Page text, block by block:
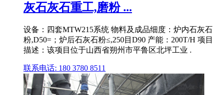
灰石灰石重工,磨粉 ...
设备：四套MTW215系统 物料及成品细度：炉内石灰石
粉,D50=；炉后石灰石粉≤,250目D90 产能：200T/H 项目
描述：该项目位于山西省朔州市平鲁区北坪工业 .
联系电话: 180 3780 8511